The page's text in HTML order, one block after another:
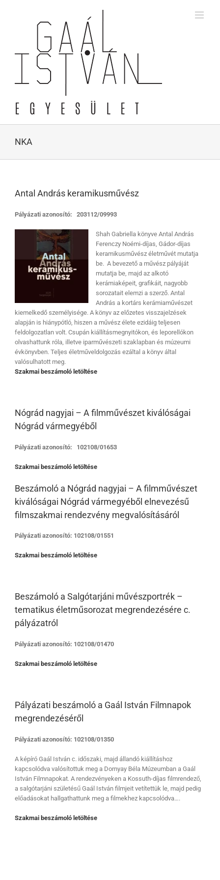
NKA
Antal András keramikusművész
Pályázati azonosító: 203112/09993
Shah Gabriella könyve Antal András
Ferenczy Noémi-díjas, Gádor-díjas
keramikusművész életművét mutatja
be. A bevezető a művész pályáját
mutatja be, majd az alkotó
kerámiaképeit, grafikáit, nagyobb
sorozatait elemzi a szerző. Antal
András a kortárs kerámiaművészet
kiemelkedő személyisége. A könyv az előzetes visszajelzések
alapján is hiánypótló, hiszen a művész élete ezidáig teljesen
feldolgozatlan volt. Csupán kiállításmegnyitókon, és leporellókon
olvashattunk róla, illetve iparművészeti szaklapban és múzeumi
évkönyvben. Teljes életműveldolgozás ezáltal a könyv által
valósulhatott meg.
Szakmai beszámoló letöltése
Nógrád nagyjai – A filmművészet kiválóságai
Nógrád vármegyéből
Pályázati azonosító: 102108/01653
Szakmai beszámoló letöltése
Beszámoló a Nógrád nagyjai – A filmművészet
kiválóságai Nógrád vármegyéből elnevezésű
filmszakmai rendezvény megvalósításáról
Pályázati azonosító: 102108/01551
Szakmai beszámoló letöltése
Beszámoló a Salgótarjáni művészportrék –
tematikus életműsorozat megrendezésére c.
pályázatról
Pályázati azonosító: 102108/01470
Szakmai beszámoló letöltése
Pályázati beszámoló a Gaál István Filmnapok
megrendezéséről
Pályázati azonosító: 102108/01350
A képíró Gaál István c. időszaki, majd állandó kiállításhoz
kapcsolódva valósítottuk meg a Dornyay Béla Múzeumban a Gaál
István Filmnapokat. A rendezvényeken a Kossuth-díjas filmrendező,
a salgótarjáni születésű Gaál István filmjeit vetítettük le, majd pedig
előadásokat hallgathattunk meg a filmekhez kapcsolódva….
Szakmai beszámoló letöltése